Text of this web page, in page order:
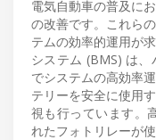
電気自動車の普及に
の改善です。これら
テムの効率的運用が
システム (BMS) は
でシステムの高効率
テリーを安全に使用
視も行っています。
れたフォトリレーが